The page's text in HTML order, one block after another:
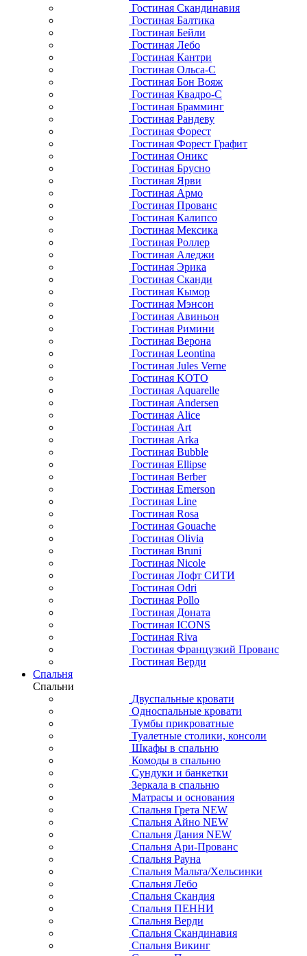
Гостиная Скандинавия
Гостиная Балтика
Гостиная Бейли
Гостиная Лебо
Гостиная Кантри
Гостиная Ольса-С
Гостиная Бон Вояж
Гостиная Квадро-С
Гостиная Брамминг
Гостиная Рандеву
Гостиная Форест
Гостиная Форест Графит
Гостиная Оникс
Гостиная Брусно
Гостиная Ярви
Гостиная Армо
Гостиная Прованс
Гостиная Калипсо
Гостиная Мексика
Гостиная Роллер
Гостиная Аледжи
Гостиная Эрика
Гостиная Сканди
Гостиная Кымор
Гостиная Мэнсон
Гостиная Авиньон
Гостиная Римини
Гостиная Верона
Гостиная Leontina
Гостиная Jules Verne
Гостиная KOTO
Гостиная Aquarelle
Гостиная Andersen
Гостиная Alice
Гостиная Art
Гостиная Arka
Гостиная Bubble
Гостиная Ellipse
Гостиная Berber
Гостиная Emerson
Гостиная Line
Гостиная Rosa
Гостиная Gouache
Гостиная Olivia
Гостиная Bruni
Гостиная Nicole
Гостиная Лофт СИТИ
Гостиная Odri
Гостиная Pollo
Гостиная Доната
Гостиная ICONS
Гостиная Riva
Гостиная Французкий Прованс
Гостиная Верди
Спальня
Спальни
Двуспальные кровати
Односпальные кровати
Тумбы прикроватные
Туалетные столики, консоли
Шкафы в спальню
Комоды в спальню
Сундуки и банкетки
Зеркала в спальню
Матрасы и основания
Спальня Грета NEW
Спальня Айно NEW
Спальня Дания NEW
Спальня Ари-Прованс
Спальня Рауна
Спальня Мальта/Хельсинки
Спальня Лебо
Спальня Скандия
Спальня ПЕННИ
Спальня Верди
Спальня Скандинавия
Спальня Викинг